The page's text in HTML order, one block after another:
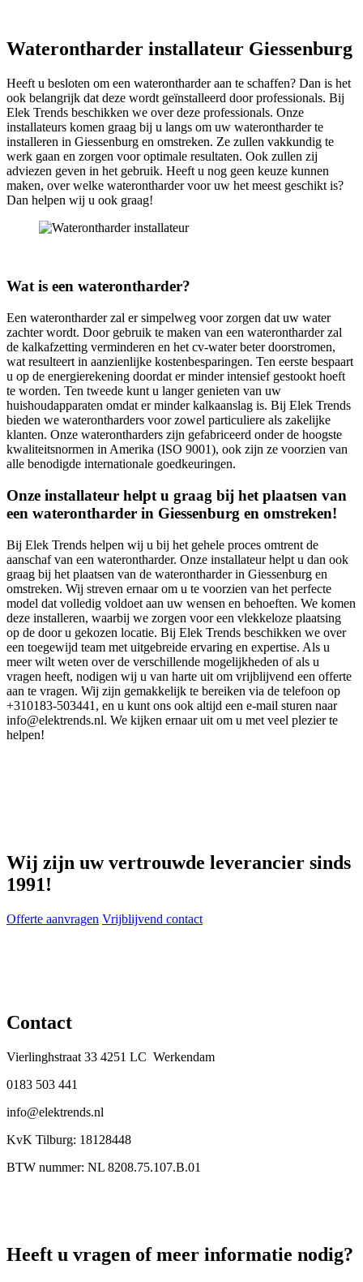
Waterontharder installateur Giessenburg
Heeft u besloten om een waterontharder aan te schaffen? Dan is het
ook belangrijk dat deze wordt geïnstalleerd door professionals. Bij
Elek Trends beschikken we over deze professionals. Onze
installateurs komen graag bij u langs om uw waterontharder te
installeren in Giessenburg en omstreken. Ze zullen vakkundig te
werk gaan en zorgen voor optimale resultaten. Ook zullen zij
adviezen geven in het gebruik. Heeft u nog geen keuze kunnen
maken, over welke waterontharder voor uw het meest geschikt is?
Dan helpen wij u ook graag!
Wat is een waterontharder?
Een waterontharder zal er simpelweg voor zorgen dat uw water
zachter wordt. Door gebruik te maken van een waterontharder zal
de kalkafzetting verminderen en het cv-water beter doorstromen,
wat resulteert in aanzienlijke kostenbesparingen. Ten eerste bespaart
u op de energierekening doordat er minder intensief gestookt hoeft
te worden. Ten tweede kunt u langer genieten van uw
huishoudapparaten omdat er minder kalkaanslag is. Bij Elek Trends
bieden we waterontharders voor zowel particuliere als zakelijke
klanten. Onze waterontharders zijn gefabriceerd onder de hoogste
kwaliteitsnormen in Amerika (ISO 9001), ook zijn ze voorzien van
alle benodigde internationale goedkeuringen.
Onze installateur helpt u graag bij het plaatsen van
een waterontharder in Giessenburg en omstreken!
Bij Elek Trends helpen wij u bij het gehele proces omtrent de
aanschaf van een waterontharder. Onze installateur helpt u dan ook
graag bij het plaatsen van de waterontharder in Giessenburg en
omstreken. Wij streven ernaar om u te voorzien van het perfecte
model dat volledig voldoet aan uw wensen en behoeften. We komen
deze installeren, waarbij we zorgen voor een vlekkeloze plaatsing
op de door u gekozen locatie. Bij Elek Trends beschikken we over
een toegewijd team met uitgebreide ervaring en expertise. Als u
meer wilt weten over de verschillende mogelijkheden of als u
vragen heeft, nodigen wij u van harte uit om vrijblijvend een offerte
aan te vragen. Wij zijn gemakkelijk te bereiken via de telefoon op
+310183-503441, en u kunt ons ook altijd een e-mail sturen naar
info@elektrends.nl. We kijken ernaar uit om u met veel plezier te
helpen!
Wij zijn uw vertrouwde leverancier sinds
1991!
Offerte aanvragen Vrijblijvend contact
Contact
Vierlinghstraat 33 4251 LC Werkendam
0183 503 441
info@elektrends.nl
KvK Tilburg: 18128448
BTW nummer: NL 8208.75.107.B.01
Heeft u vragen of meer informatie nodig?